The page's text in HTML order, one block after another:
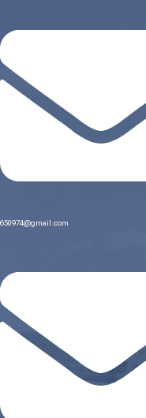
650974@gmail.com